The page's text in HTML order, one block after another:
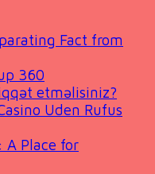
Fact from
360
etməlisiniz?
Uden Rufus
A Place for